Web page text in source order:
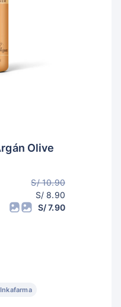
Olive
S/ 10.90
S/ 8.90
S/ 7.90
Inkafarma